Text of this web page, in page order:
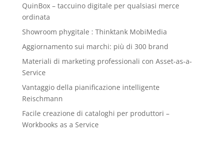
QuinBox – taccuino digitale per qualsiasi merce
ordinata
Showroom phygitale : Thinktank MobiMedia
Aggiornamento sui marchi: più di 300 brand
Materiali di marketing professionali con Asset-as-a-
Service
Vantaggio della pianificazione intelligente
Reischmann
Facile creazione di cataloghi per produttori –
Workbooks as a Service